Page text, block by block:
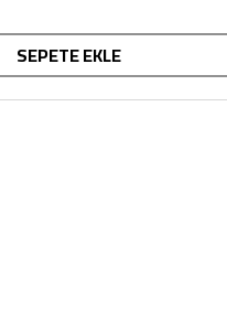
SEPETE EKLE